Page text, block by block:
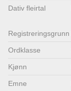
Dativ fleirtal
Registrerings­grunn
Ordklasse
Kjønn
Emne